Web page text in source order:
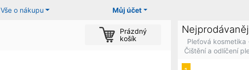
Můj účet
Vše o nákupu
Prázdný
košík
Pleťová kosmetika
Čištění a odlíčení